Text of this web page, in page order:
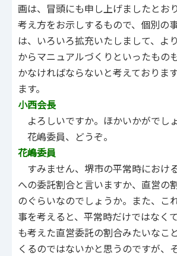
画は、冒頭にも申し上げましたとお
考え方をお示しするもので、個別の
は、いろいろ拡充いたしまして、よ
からマニュアルづくりといったもの
かなければならないと考えておりま
ます。
小西会長
よろしいですか。ほかいかがでしょ
花嶋委員、どうぞ。
花嶋委員
すみません、堺市の平常時におけ
への委託割合と言いますか、直営の
のぐらいなのでしょうか。また、こ
事を考えると、平常時だけではなく
も考えた直営委託の割合みたいなこ
くるのではないかと思うのですが、